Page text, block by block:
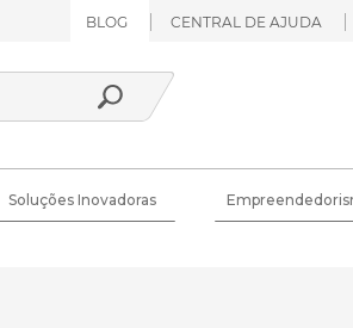
BLOG CENTRAL DE AJUDA
Soluções Inovadoras